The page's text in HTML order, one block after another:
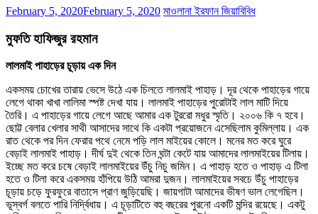
February 5, 2020February 5, 2020 মাওলানা ইরফান জিয়াবিবিধ
মুফতি হাফিজুর রহমান
লালমাই পাহাড়ের চূড়ায় এক দিন
একসময় চোখের তারায় ভেসে উঠে এক চিলতে লালমাই পাহাড়। দূর থেকে পাহাড়ের গায়ে
লেগে থাকা খাখা লালিমা স্পষ্ট দেখা যায়। লালমাই পাহাড়ের পুরোটাই লাল মাটি দিয়ে
তৈরি। এ পাহাড়ের গায়ে লেগে আছে আমার এক টুররো মধুর স্মৃতি। ২০০৬ কি ৭ হবে।
ছোট্ট বেলার খেলার সাথী আসাদের সাথে কি একটা প্রয়োজনে এসেছিলাম কুমিল্লায়। এক
রাত থেকে পর দিন ফেরার পথে নেমে পড়ি লাল মাইয়ের কোলে। মনের মত করে ঘুরে
বেড়াই লালমাই পাহাড়। দীর্ঘ দুই থেকে তিন ঘন্টা কেটে যায় আমাদের লালমাইয়ের টিলায়।
ইচ্ছে মত করে চষে বেড়াই লালমাইয়ের ‌উঁচু নিচু জমিন। এ পাহাড় হতে ও পাহাড় এ টিলা
হতে ও টিলা করে একসময় হাঁপিয়ে উঠি আমরা দুজন। লালমাইয়ের সবচে উঁচু পাহাড়ের
চূড়ায় চড়ে ফুরফুরে বাতাসে প্রাণ জুড়িয়েছি। জায়গাটা আমাদের ভীষণ ভাল লেগেছিল।
ভূস্বর্গ বলতে পারি নির্দ্বিধায়। এ চূড়াটিতে বহু বছরের পুরনো একটি মন্দির রয়েছে। একটু